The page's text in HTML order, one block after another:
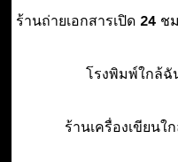
ร้านถ่ายเอกสารเปิด 24
โรงพิมพ์ใกล้ฉั
ร้านเครื่องเขียนใ